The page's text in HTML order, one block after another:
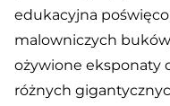
edukacyjna
malowniczych
ożywione eksponaty
różnych